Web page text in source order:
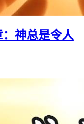
：神总是令人